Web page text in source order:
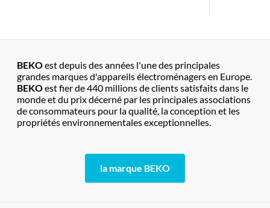
BEKOest depuis des années l'une des principales
grandes marques d'appareils électroménagers en Europe.
BEKOest fier de 440 millions de clients satisfaits dans le
monde et du prix décerné par les principales associations
de consommateurs pour la qualité, la conception et les
propriétés environnementales exceptionnelles.
la marque BEKO